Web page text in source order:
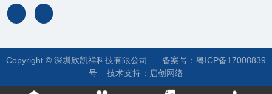
Copyright © 深圳欣凯祥科技有限公司 备案号： 粤ICP备17008839
号 技术支持： 启创网络